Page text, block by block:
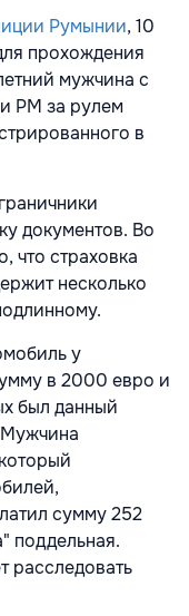
Румынии, 10
прохождения
мужчина с
РМ за рулем
в
документов. Во
что страховка
несколько
у
в 2000 евро и
был данный
сумму 252
поддельная.
расследовать